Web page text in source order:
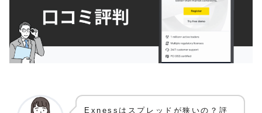
Exnessはスプレッドが狭いの？評